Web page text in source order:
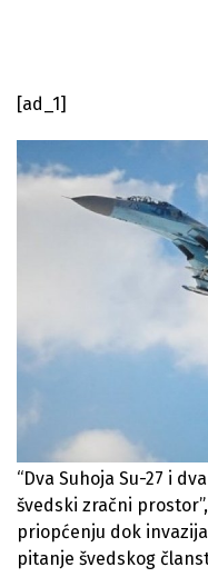
[ad_1]
“Dva Suhoja Su-27 i
švedski zračni
priopćenju dok
pitanje švedskog